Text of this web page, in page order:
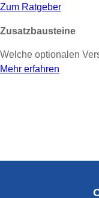
Zum Ratgeber
Zusatzbausteine
Welche optionalen
Mehr erfahren